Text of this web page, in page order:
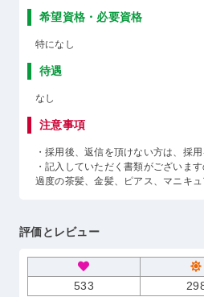
希望資格・必要資格
特になし
待遇
なし
注意事項
・採用後、返信を頂けない方は、採
・記入していただく書類がございま
過度の茶髪、金髪、ピアス、マニキュ
評価とレビュー
533